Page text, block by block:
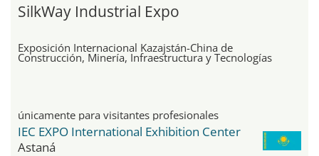
SilkWay Industrial Expo
Exposición Internacional Kazajstán-China de
Construcción, Minería, Infraestructura y Tecnologías
únicamente para visitantes profesionales
IEC EXPO International Exhibition Center
Astaná